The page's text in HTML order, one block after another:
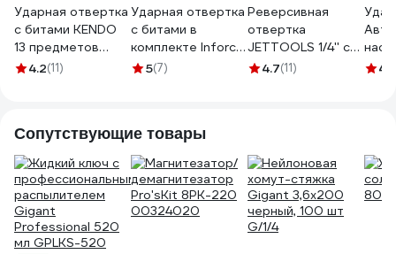
Ударная отвертка
с битами KENDO
13 предметов
20021
4.2(11)
Ударная отвертка
с битами в
комплекте Inforce
06-09-96
5(7)
Реверсивная
отвертка
JETTOOLS 1/4'' с
насадками 48 мм,
4.7(11) 4.7
Сопутствующие товары